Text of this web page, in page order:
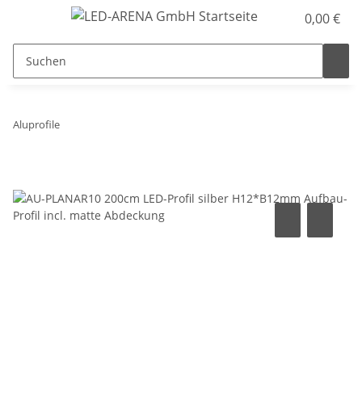
0,00 €
Aluprofile